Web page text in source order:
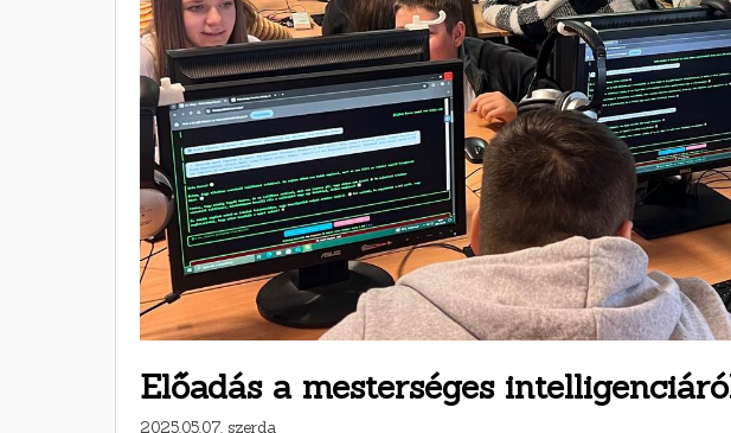
Előadás a mesterséges
2025.05.07. szerda